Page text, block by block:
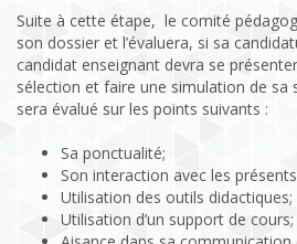
Suite à cette étape, le comité
son dossier et l’évaluera, si sa
candidat enseignant devra se
sélection et faire une simulation de sa
sera évalué sur les points suivants :
Sa ponctualité;
Son interaction avec les
Utilisation des outils didactiques;
Utilisation d’un support de cours;